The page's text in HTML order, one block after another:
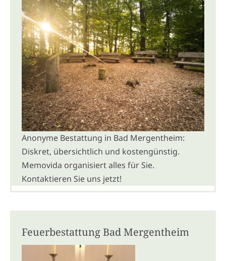
Anonyme Bestattung in Bad Mergentheim:
Diskret, übersichtlich und kostengünstig.
Memovida organisiert alles für Sie.
Kontaktieren Sie uns jetzt!
Feuerbestattung Bad Mergentheim